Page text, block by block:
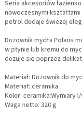
Seria akcesoriów
nowoczesnymi
petrol dodaje świeżej
Dozownik mydła Polaris
w płynie lub kremu do
dozuje się poprzez
Materiał: Dozownik do
Materiał: ceramika
Kolor: ceramika:Wymiary
Waga netto: 320 g